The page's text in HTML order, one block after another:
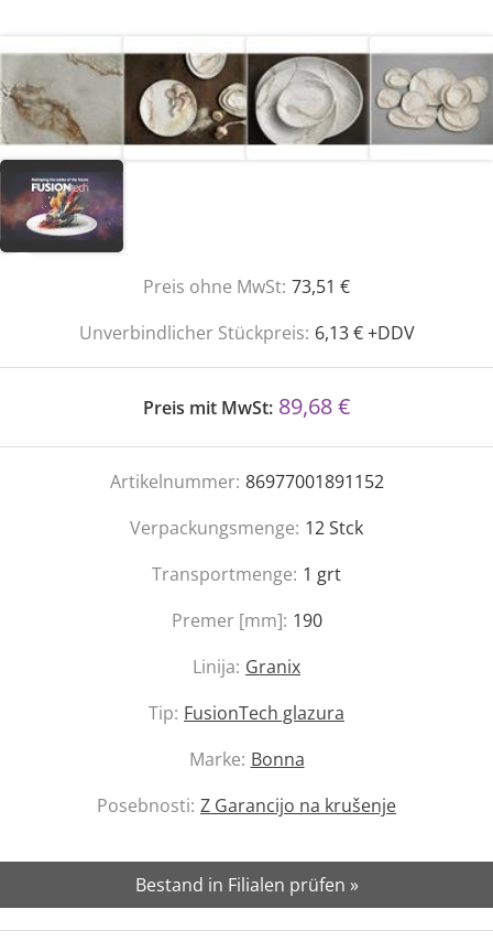
Preis ohne MwSt: 73,51 €
Unverbindlicher Stückpreis: 6,13 € +DDV
Preis mit MwSt: 89,68 €
Artikelnummer: 86977001891152
Verpackungsmenge: 12Stck
Transportmenge: 1 grt
Premer [mm]: 190
Linija: Granix
Tip: FusionTech glazura
Marke: Bonna
Posebnosti: Z Garancijo na krušenje
Bestand in Filialen prüfen »